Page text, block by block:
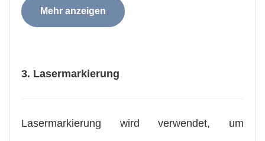
Mehr anzeigen
3. Lasermarkierung
Lasermarkierung wird verwendet, um